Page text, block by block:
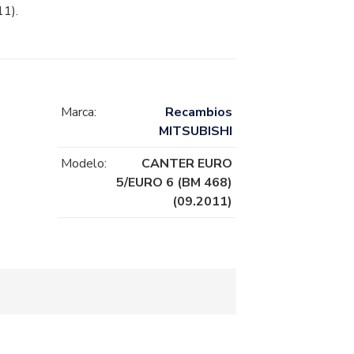
Marca:
Recambios
MITSUBISHI
Modelo:
CANTER EURO
5/EURO 6 (BM 468)
(09.2011)